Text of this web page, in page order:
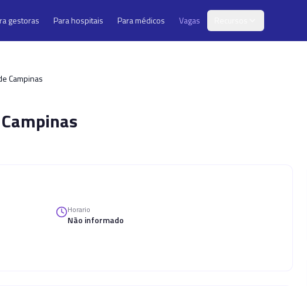
gestoras Para hospitais Para médicos Vagas
Campinas
Horario
Não informado